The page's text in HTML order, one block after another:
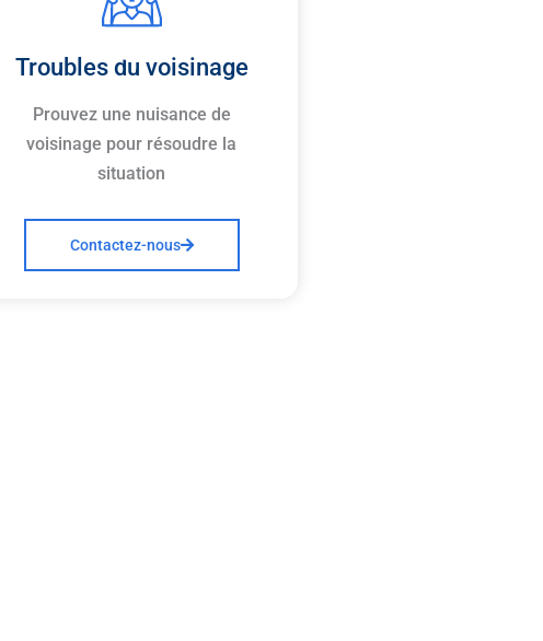
Troubles du voisinage
Prouvez une nuisance de
voisinage pour résoudre la
situation
Contactez-nous